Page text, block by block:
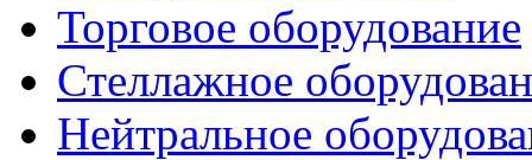
Торговое оборудование
Стеллажное
Нейтральное